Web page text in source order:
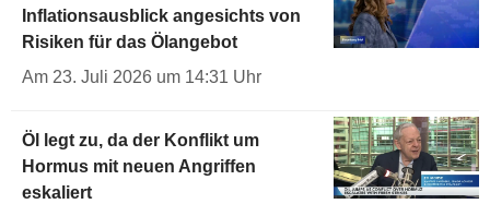
Inflationsausblick angesichts von
Risiken für das Ölangebot
Am 23. Juli 2026 um 14:31 Uhr
Öl legt zu, da der Konflikt um
Hormus mit neuen Angriffen
eskaliert